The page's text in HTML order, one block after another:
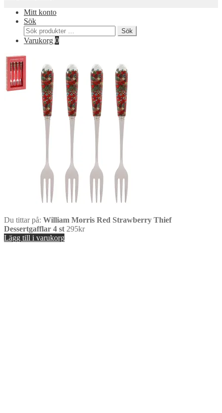
Mitt konto
Sök
Sök
efter:
Sök
Varukorg 0
Du tittar på: William Morris Red Strawberry Thief
Dessertgafflar 4 st 295kr
Lägg till i varukorg